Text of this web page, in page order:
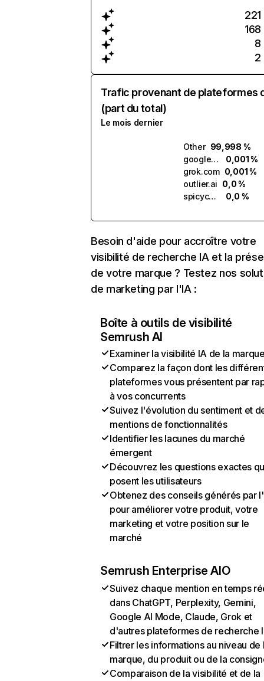
221
168
8
2
Trafic provenant de plateformes
(part du total)
Le mois dernier
Other 99,998 %
google.com.ai
0,001 %
grok.com 0,001 %
outlier.ai 0,0 %
spicychat.ai
0,0 %
Besoin d'aide pour accroître votre
visibilité de recherche IA et la
de votre marque ? Testez nos
de marketing par l'IA :
Boîte à outils de visibilité
Semrush AI
Examiner la visibilité IA de la
Comparez la façon dont les
plateformes vous présentent par
à vos concurrents
Suivez l'évolution du sentiment et
mentions de fonctionnalités
Identifier les lacunes du marché
émergent
Découvrez les questions exactes
posent les utilisateurs
Obtenez des conseils générés par
pour améliorer votre produit, votre
marketing et votre position sur le
marché
Semrush Enterprise AIO
Suivez chaque mention en temps
dans ChatGPT, Perplexity, Gemini,
Google AI Mode, Claude, Grok et
d'autres plateformes de recherche
Filtrer les informations au niveau de
marque, du produit ou de la
Comparaison de la visibilité et de la